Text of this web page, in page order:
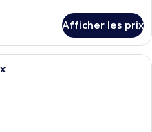
Afficher les prix
Literie de qualité, minibar, coffre-